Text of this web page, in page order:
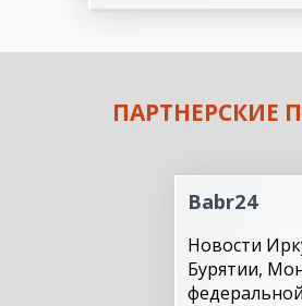
ПАРТНЕРСКИЕ
Babr24
Новости
Бурятии,